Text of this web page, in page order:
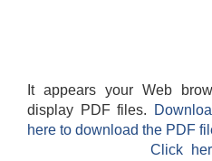
It appears your Web
display PDF files.
here to download the PDF
Click